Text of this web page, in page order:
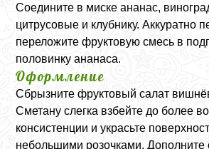
Соедините в миске ананас,
цитрусовые и клубнику. Аккуратно
переложите фруктовую смесь в
половинку ананаса.
Оформление
Сбрызните фруктовый салат
Сметану слегка взбейте до более
консистенции и украсьте
небольшими розочками.